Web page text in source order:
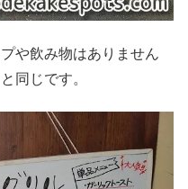
や飲み物はありません
同じです。